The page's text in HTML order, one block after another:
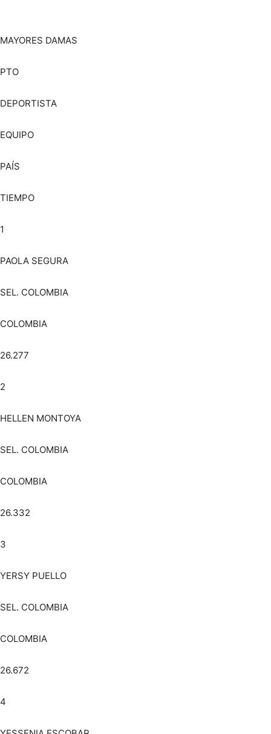
MAYORES DAMAS
PTO
DEPORTISTA
EQUIPO
PAÍS
TIEMPO
1
PAOLA SEGURA
SEL. COLOMBIA
COLOMBIA
26.277
2
HELLEN MONTOYA
SEL. COLOMBIA
COLOMBIA
26.332
3
YERSY PUELLO
SEL. COLOMBIA
COLOMBIA
26.672
4